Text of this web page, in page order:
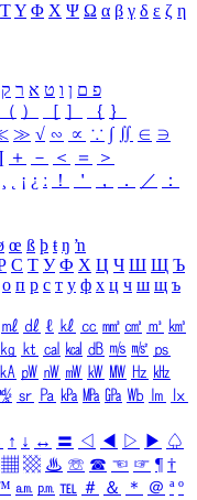
ΤΥ Φ Χ Ψ Ω α β γ δ ε ζ η
פ ם ן ו ט א ר ק
（ ） ［ ］ ｛ ｝
≫ √ ∽ ∝ ∵ ∫ ∬ ∈ ∋
＋ － ＜ ＝
＞
¸ ¡ ¿ ː ！ ＇ ， ． ／
：
œ ß þ ŧ ŋ ŉ
С Т У Ф Х Ц Ч Ш Щ Ъ
о п р с т у ф х ц ч ш щ ъ
㎖ ㎗ ℓ ㎘ ㏄ ㎣ ㎤ ㎥ ㎦
㎏ ㏏ ㎈ ㎉ ㏈ ㎧ ㎨ ㎰
㎄ ㎺ ㎻ ㎽ ㎾ ㎿ ㎐ ㎑
㏛ ㎩ ㎪ ㎫ ㎬ ㏝ ㏐
㏓
↑ ↓ ↔ 〓 ◁ ◀ ▷ ▶ ♤
▦ ▩ ♨ ☏ ☎ ☜ ☞ ¶ †
㏂ ㏘ ℡ ＃ ＆ ＊ ＠ ª º